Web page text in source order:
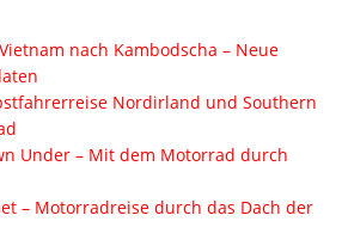
nach Kambodscha – Neue
Nordirland und Southern
Under – Mit dem Motorrad durch
– Motorradreise durch das Dach der